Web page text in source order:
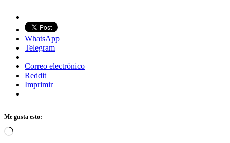
WhatsApp
Telegram
Correo electrónico
Reddit
Imprimir
Me gusta esto:
Cargando...